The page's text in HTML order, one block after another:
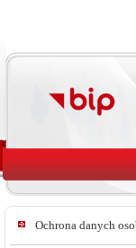
Ochrona danych